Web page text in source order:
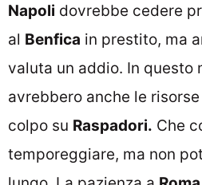
Napoli dovrebbe cedere
al Benfica in prestito, ma
valuta un addio. In questo
avrebbero anche le
colpo su Raspadori. Che
temporeggiare, ma non